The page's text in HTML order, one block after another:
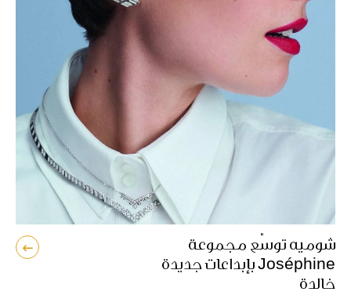
شوميه توسّع مجموعة
Joséphine بإبداعات جديدة
خالدة